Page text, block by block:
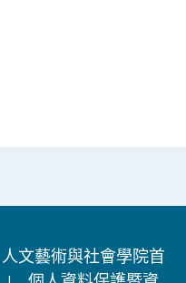
人文藝術與社會學院首